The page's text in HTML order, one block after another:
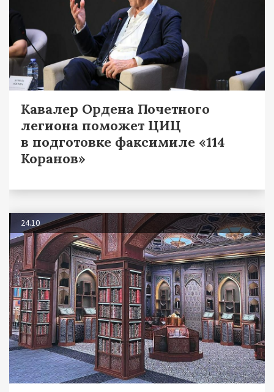
Кавалер Ордена Почетного
легиона поможет ЦИЦ
в подготовке факсимиле «114
Коранов»
24.10